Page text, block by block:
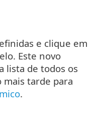
e clique em
Este novo
lista de todos os
mais tarde para
.